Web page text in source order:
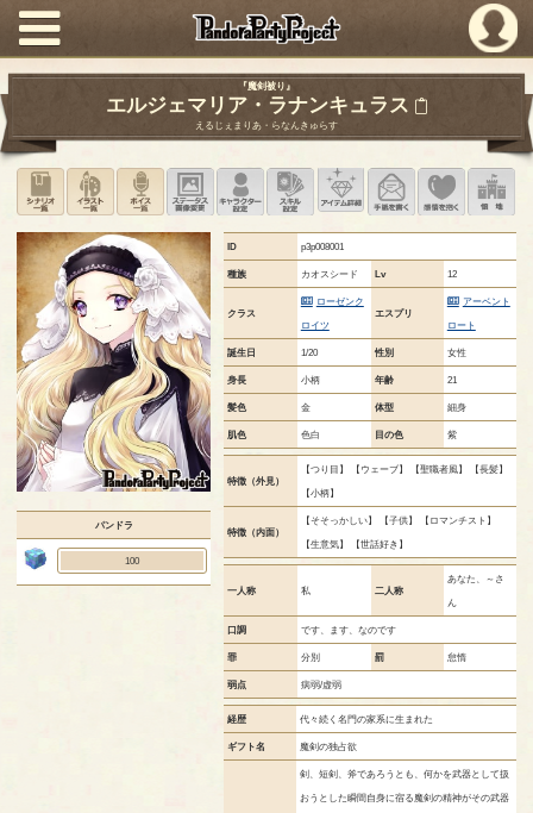
PandoraPartyProject
『魔剣被り』
エルジェマリア・ラナンキュラス
えるじぇまりあ・らなんきゅらす
シナリオ一覧イラスト一覧ボイス一覧ステータス画像変更
キャラクター設定
スキル設定アイテム詳細手紙を書くこのキ
パンドラ
100
ID p3p008001
種族 カオスシード Lv 12
クラス
ローゼンク
ロイツ
エスプリ
アーベント
ロート
誕生日 1/20 性別 女性
身長 小柄 年齢 21
髪色 金 体型 細身
肌色 色白 目の色 紫
特徴（外見）
【つり目】 【ウェーブ】 【聖職者風】 【長髪】
【小柄】
特徴（内面）
【そそっかしい】 【子供】 【ロマンチスト】
【生意気】 【世話好き】
一人称 私 二人称
あなた、～さ
ん
口調 です、ます、なのです
罪 分別 罰 怠惰
弱点 病弱/虚弱
経歴 代々続く名門の家系に生まれた
ギフト名 魔剣の独占欲
剣、短剣、斧であろうとも、何かを武器として扱
おうとした瞬間自身に宿る魔剣の精神がその武器